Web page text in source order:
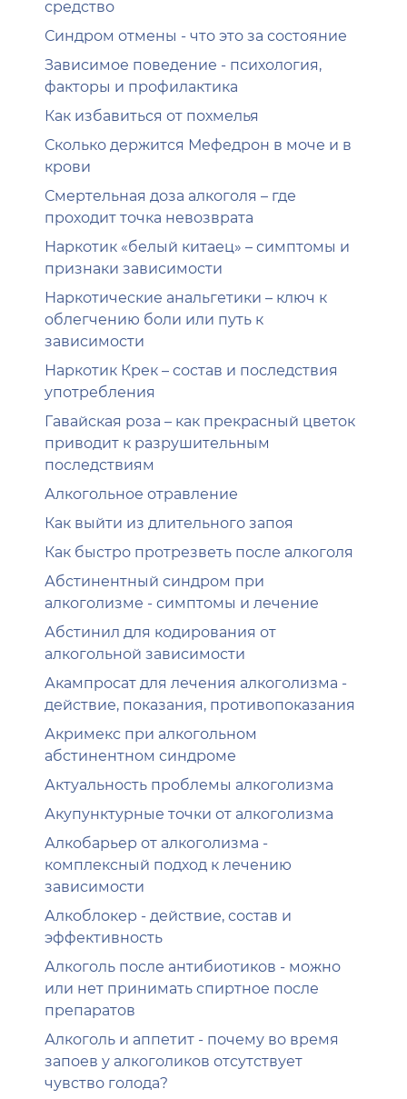
средство
Синдром отмены - что это за состояние
Зависимое поведение - психология,
факторы и профилактика
Как избавиться от похмелья
Сколько держится Мефедрон в моче и в
крови
Смертельная доза алкоголя – где
проходит точка невозврата
Наркотик «белый китаец» – симптомы и
признаки зависимости
Наркотические анальгетики – ключ к
облегчению боли или путь к
зависимости
Наркотик Крек – состав и последствия
употребления
Гавайская роза – как прекрасный цветок
приводит к разрушительным
последствиям
Алкогольное отравление
Как выйти из длительного запоя
Как быстро протрезветь после алкоголя
Абстинентный синдром при
алкоголизме - симптомы и лечение
Абстинил для кодирования от
алкогольной зависимости
Акампросат для лечения алкоголизма -
действие, показания, противопоказания
Акримекс при алкогольном
абстинентном синдроме
Актуальность проблемы алкоголизма
Акупунктурные точки от алкоголизма
Алкобарьер от алкоголизма -
комплексный подход к лечению
зависимости
Алкоблокер - действие, состав и
эффективность
Алкоголь после антибиотиков - можно
или нет принимать спиртное после
препаратов
Алкоголь и аппетит - почему во время
запоев у алкоголиков отсутствует
чувство голода?